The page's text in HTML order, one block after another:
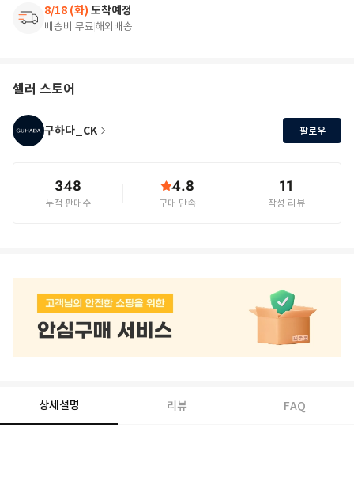
8/18 (화) 도착예정
배송비 무료해외배송
셀러 스토어
구하다_CK 팔로우
348
누적 판매수
4.8
구매 만족
11
작성 리뷰
상세설명 리뷰 FAQ